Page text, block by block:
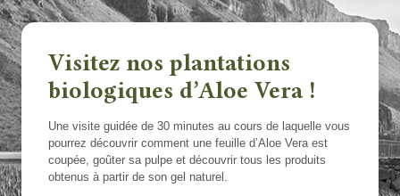
Visitez nos plantations
biologiques d’Aloe Vera !
Une visite guidée de 30 minutes au cours de laquelle vous
pourrez découvrir comment une feuille d’Aloe Vera est
coupée, goûter sa pulpe et découvrir tous les produits
obtenus à partir de son gel naturel.